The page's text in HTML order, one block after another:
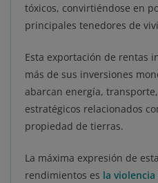
tóxicos, convirtiéndose en
principales tenedores de
Esta exportación de rentas
más de sus inversiones
abarcan energía,
estratégicos relacionados
propiedad de tierras.
La máxima expresión de
rendimientos es la